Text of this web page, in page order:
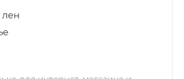
лен